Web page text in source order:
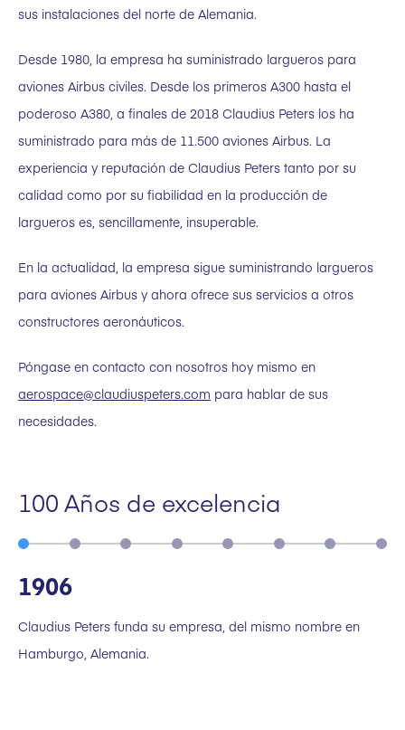
sus instalaciones del norte de Alemania.
Desde 1980, la empresa ha suministrado largueros para
aviones Airbus civiles. Desde los primeros A300 hasta el
poderoso A380, a finales de 2018 Claudius Peters los ha
suministrado para más de 11.500 aviones Airbus. La
experiencia y reputación de Claudius Peters tanto por su
calidad como por su fiabilidad en la producción de
largueros es, sencillamente, insuperable.
En la actualidad, la empresa sigue suministrando largueros
para aviones Airbus y ahora ofrece sus servicios a otros
constructores aeronáuticos.
Póngase en contacto con nosotros hoy mismo en
aerospace@claudiuspeters.com para hablar de sus
necesidades.
100 Años de excelencia
1906
Claudius Peters funda su empresa, del mismo nombre en
Hamburgo, Alemania.